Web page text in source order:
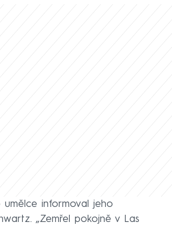
informoval jeho
„Zemřel pokojně v Las